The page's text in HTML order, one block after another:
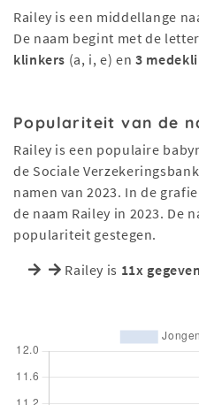
Railey is een middellange
De naam begint met de letter
klinkers (a, i, e) en3
Populariteit van de
Railey is een populaire
de Sociale
namen van 2023. In de
de naam Railey in 2023. De
populariteit gestegen.
Railey is 11x gegeven